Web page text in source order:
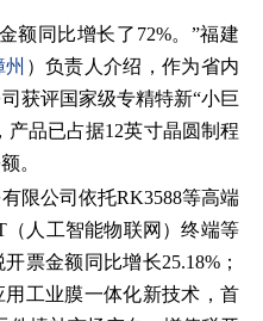
额同比增长了72%。”福建
州 ）负责人介绍，作为省内
获评国家级专精特新“小巨
产品已占据12英寸晶圆制程
。
限公司依托RK3588等高端
人工智能物联网）终端等
票金额同比增长25.18%；
工业膜一体化新技术，首